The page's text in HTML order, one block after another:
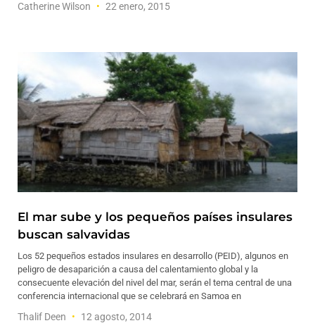
Catherine Wilson 22 enero, 2015
El mar sube y los pequeños países insulares
buscan salvavidas
Los 52 pequeños estados insulares en desarrollo (PEID), algunos en
peligro de desaparición a causa del calentamiento global y la
consecuente elevación del nivel del mar, serán el tema central de una
conferencia internacional que se celebrará en Samoa en
Thalif Deen 12 agosto, 2014